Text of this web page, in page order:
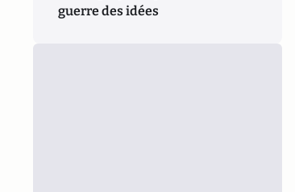
guerre des idées